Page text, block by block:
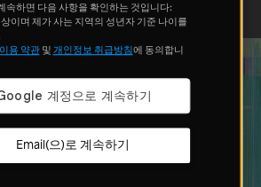
속하면 다음 사항을 확인하는 것입니다:
상이며 제가 사는 지역의 성년자 기준 나이를
이용 약관및 개인정보 취급방침에 동의합니
Email(으)로 계속하기